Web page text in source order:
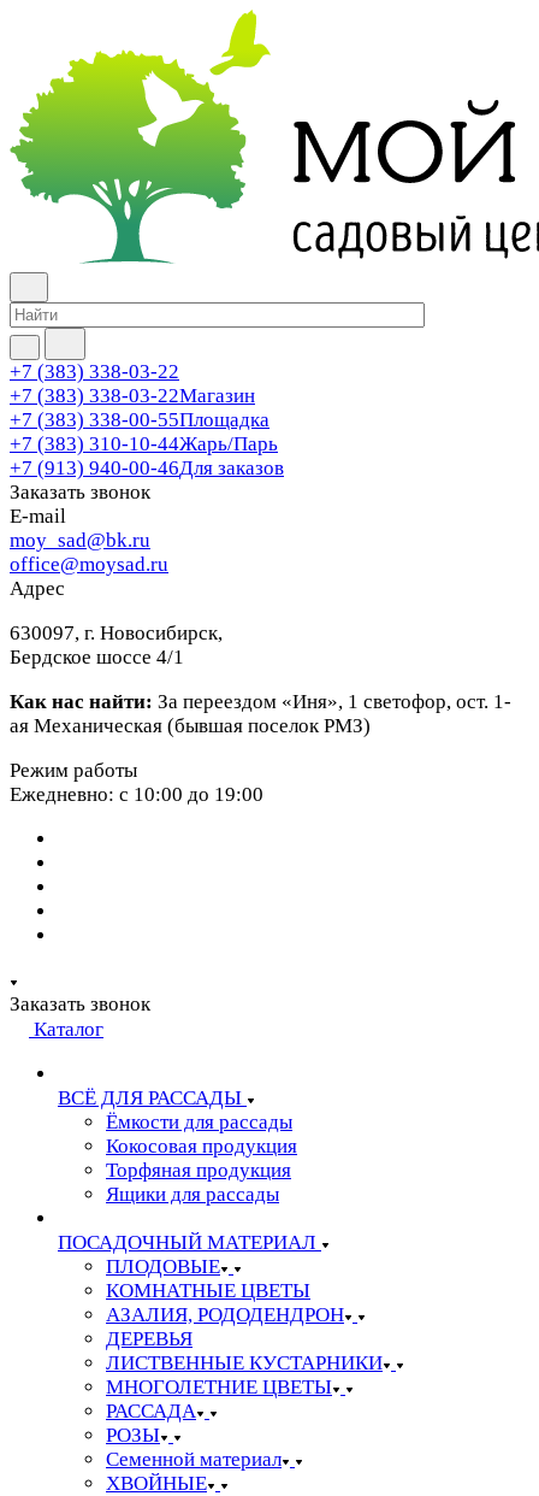
+7 (383) 338-03-22
+7 (383) 338-03-22Магазин
+7 (383) 338-00-55Площадка
+7 (383) 310-10-44Жарь/Парь
+7 (913) 940-00-46Для заказов
Заказать звонок
E-mail
moy_sad@bk.ru
office@moysad.ru
Адрес
630097, г. Новосибирск,
Бердское шоссе 4/1
Как нас найти: За переездом «Иня», 1 светофор, ост. 1-
ая Механическая (бывшая поселок РМЗ)
Режим работы
Ежедневно: с 10:00 до 19:00
Заказать звонок
Каталог
ВСЁ ДЛЯ РАССАДЫ
Ёмкости для рассады
Кокосовая продукция
Торфяная продукция
Ящики для рассады
ПОСАДОЧНЫЙ МАТЕРИАЛ
ПЛОДОВЫЕ
КОМНАТНЫЕ ЦВЕТЫ
АЗАЛИЯ, РОДОДЕНДРОН
ДЕРЕВЬЯ
ЛИСТВЕННЫЕ КУСТАРНИКИ
МНОГОЛЕТНИЕ ЦВЕТЫ
РАССАДА
РОЗЫ
Семенной материал
ХВОЙНЫЕ